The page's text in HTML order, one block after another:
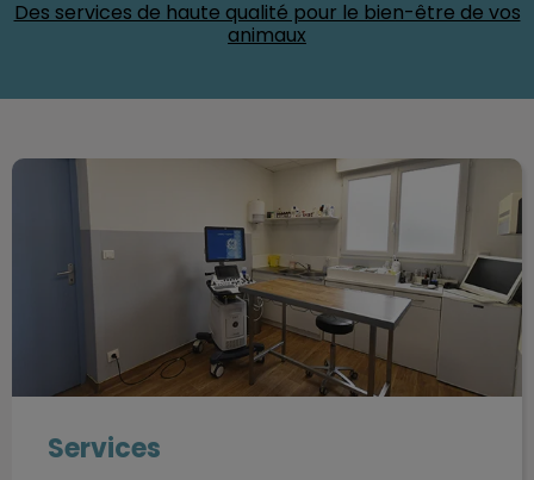
Des services de haute qualité pour le bien-être de vos
animaux
Services